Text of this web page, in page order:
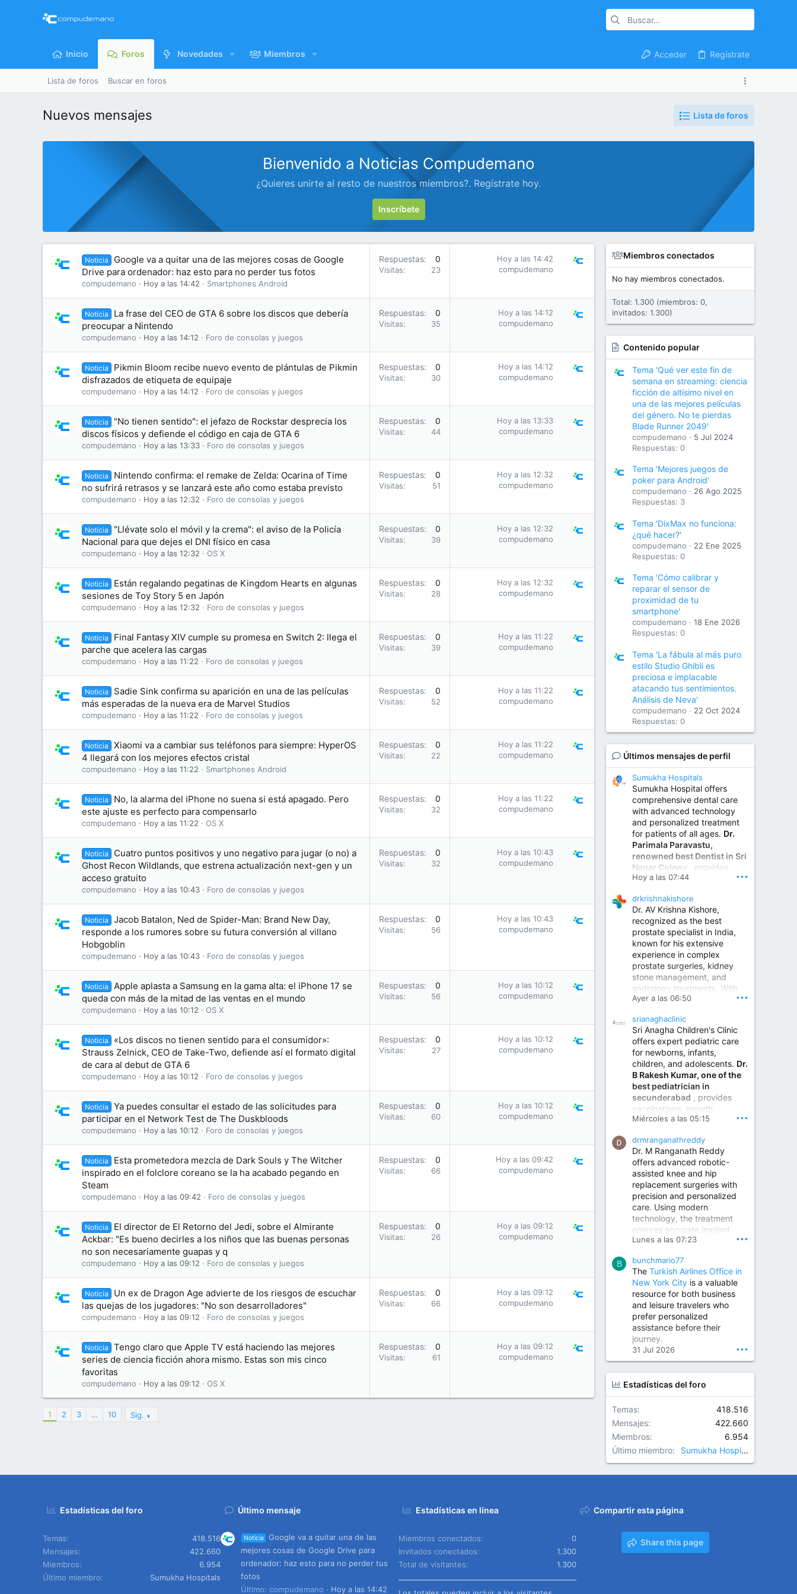
Inicio Foros Novedades Miembros Acceder Regístrate
Lista de foros Buscar en foros
Nuevos mensajes Lista de foros
Bienvenido a Noticias Compudemano
¿Quieres unirte al resto de nuestros miembros?. Regístrate hoy.
Inscríbete
Noticia
Google va a quitar una de las mejores cosas de Google
Drive para ordenador: haz esto para no perder tus fotos
compudemano Hoy a las 14:42 Smartphones Android
Respuestas 0
Visitas 23
Hoy a las 14:42
compudemano
Noticia
La frase del CEO de GTA 6 sobre los discos que debería
preocupar a Nintendo
compudemano Hoy a las 14:12 Foro de consolas y juegos
Respuestas 0
Visitas 35
Hoy a las 14:12
compudemano
Noticia
Pikmin Bloom recibe nuevo evento de plántulas de Pikmin
disfrazados de etiqueta de equipaje
compudemano Hoy a las 14:12 Foro de consolas y juegos
Respuestas 0
Visitas 30
Hoy a las 14:12
compudemano
Noticia
"No tienen sentido": el jefazo de Rockstar desprecia los
discos físicos y defiende el código en caja de GTA 6
compudemano Hoy a las 13:33 Foro de consolas y juegos
Respuestas 0
Visitas 44
Hoy a las 13:33
compudemano
Noticia
Nintendo confirma: el remake de Zelda: Ocarina of Time
no sufrirá retrasos y se lanzará este año como estaba previsto
compudemano Hoy a las 12:32 Foro de consolas y juegos
Respuestas 0
Visitas 51
Hoy a las 12:32
compudemano
Noticia
"Llévate solo el móvil y la crema": el aviso de la Policía
Nacional para que dejes el DNI físico en casa
compudemano Hoy a las 12:32 OS X
Respuestas 0
Visitas 39
Hoy a las 12:32
compudemano
Noticia
Están regalando pegatinas de Kingdom Hearts en algunas
sesiones de Toy Story 5 en Japón
compudemano Hoy a las 12:32 Foro de consolas y juegos
Respuestas 0
Visitas 28
Hoy a las 12:32
compudemano
Noticia
Final Fantasy XIV cumple su promesa en Switch 2: llega el
parche que acelera las cargas
compudemano Hoy a las 11:22 Foro de consolas y juegos
Respuestas 0
Visitas 39
Hoy a las 11:22
compudemano
Noticia
Sadie Sink confirma su aparición en una de las películas
más esperadas de la nueva era de Marvel Studios
compudemano Hoy a las 11:22 Foro de consolas y juegos
Respuestas 0
Visitas 52
Hoy a las 11:22
compudemano
Noticia
Xiaomi va a cambiar sus teléfonos para siempre: HyperOS
4 llegará con los mejores efectos cristal
compudemano Hoy a las 11:22 Smartphones Android
Respuestas 0
Visitas 22
Hoy a las 11:22
compudemano
Noticia
No, la alarma del iPhone no suena si está apagado. Pero
este ajuste es perfecto para compensarlo
compudemano Hoy a las 11:22 OS X
Respuestas 0
Visitas 32
Hoy a las 11:22
compudemano
Noticia
Cuatro puntos positivos y uno negativo para jugar (o no) a
Ghost Recon Wildlands, que estrena actualización next-gen y un
acceso gratuito
compudemano Hoy a las 10:43 Foro de consolas y juegos
Respuestas 0
Visitas 32
Hoy a las 10:43
compudemano
Noticia
Jacob Batalon, Ned de Spider-Man: Brand New Day,
responde a los rumores sobre su futura conversión al villano
Hobgoblin
compudemano Hoy a las 10:43 Foro de consolas y juegos
Respuestas 0
Visitas 56
Hoy a las 10:43
compudemano
Noticia
Apple aplasta a Samsung en la gama alta: el iPhone 17 se
queda con más de la mitad de las ventas en el mundo
compudemano Hoy a las 10:12 OS X
Respuestas 0
Visitas 56
Hoy a las 10:12
compudemano
Noticia
«Los discos no tienen sentido para el consumidor»:
Strauss Zelnick, CEO de Take-Two, defiende así el formato digital
de cara al debut de GTA 6
compudemano Hoy a las 10:12 Foro de consolas y juegos
Respuestas 0
Visitas 27
Hoy a las 10:12
compudemano
Noticia
Ya puedes consultar el estado de las solicitudes para
participar en el Network Test de The Duskbloods
compudemano Hoy a las 10:12 Foro de consolas y juegos
Respuestas 0
Visitas 60
Hoy a las 10:12
compudemano
Noticia
Esta prometedora mezcla de Dark Souls y The Witcher
inspirado en el folclore coreano se la ha acabado pegando en
Steam
compudemano Hoy a las 09:42 Foro de consolas y juegos
Respuestas 0
Visitas 66
Hoy a las 09:42
compudemano
Noticia
El director de El Retorno del Jedi, sobre el Almirante
Ackbar: "Es bueno decirles a los niños que las buenas personas
no son necesariamente guapas y q
compudemano Hoy a las 09:12 Foro de consolas y juegos
Respuestas 0
Visitas 26
Hoy a las 09:12
compudemano
Noticia
Un ex de Dragon Age advierte de los riesgos de escuchar
las quejas de los jugadores: "No son desarrolladores"
compudemano Hoy a las 09:12 Foro de consolas y juegos
Respuestas 0
Visitas 66
Hoy a las 09:12
compudemano
Noticia
Tengo claro que Apple TV está haciendo las mejores
series de ciencia ficción ahora mismo. Estas son mis cinco
favoritas
compudemano Hoy a las 09:12 OS X
Respuestas 0
Visitas 61
Hoy a las 09:12
compudemano
1 2 3 … 10 Sig.
Miembros conectados
No hay miembros conectados.
Total: 1.300 (miembros: 0,
invitados: 1.300)
Contenido popular
Tema 'Qué ver este fin de
semana en streaming: ciencia
ficción de altísimo nivel en
una de las mejores películas
del género. No te pierdas
Blade Runner 2049'
compudemano
5 Jul 2024
Respuestas: 0
Tema 'Mejores juegos de
poker para Android'
compudemano
26 Ago 2025
Respuestas: 3
Tema 'DixMax no funciona:
¿qué hacer?'
compudemano
22 Ene 2025
Respuestas: 0
Tema 'Cómo calibrar y
reparar el sensor de
proximidad de tu
smartphone'
compudemano
18 Ene 2026
Respuestas: 0
Tema 'La fábula al más puro
estilo Studio Ghibli es
preciosa e implacable
atacando tus sentimientos.
Análisis de Neva'
compudemano
22 Oct 2024
Respuestas: 0
Últimos mensajes de perfil
Sumukha Hospitals
Sumukha Hospital offers
comprehensive dental care
with advanced technology
and personalized treatment
for patients of all ages. Dr.
Parimala Paravastu,
renowned best Dentist in Sri
Nagar Colony , provides
expert care for tooth pain,
treatment, dental implants,
smile designing, cosmetic
dentistry.
Sumukha Hospital | Ear, Nose & Throat, Dental & Maxillofacial Surgery Center
www.sumukhahospitals.co
m
Hoy a las 07:44 •••
drkrishnakishore
Dr. AV Krishna Kishore,
recognized as the best
prostate specialist in India,
known for his extensive
experience in complex
prostate surgeries, kidney
stone management, and
andrology treatments. With
years of surgical practice and
invasive and robotic
techniques.
Best Urologist in Vijayawada | Urology Specialist in Vijayawada
Dr. A. V. Krishna Kishore,
the Best Urologist...
www.drkrishnakishore.com
Ayer a las 06:50 •••
srianaghaclinic
Sri Anagha Children's Clinic
offers expert pediatric care
for newborns, infants,
children, and adolescents. Dr.
B Rakesh Kumar, one of the
best pediatrician in
secunderabad , provides
vaccinations, growth
monitoring, newborn care,
illnesses, nutrition guidance,
and preventive healthcare in
a child-friendly environment.
Children Hospital in Secunderabad | Best Pediatrician in Hyderabad | Neonatologist in Medchal
Our pediatrician and
Neonatologist team at...
www.srianaghaclinic.com
Miércoles a las 05:15 •••
drmranganathreddy
Dr. M Ranganath Reddy
offers advanced robotic-
assisted knee and hip
replacement surgeries with
precision and personalized
care. Using modern
technology, the treatment
ensures accurate implant
placement, reduced pain,
improved joint function,
helping patients return to an
active and comfortable
lifestyle.
Orthopedic Surgeon in Kondapur | Best Orthopedic Doctor in Kondapur | Dr. M. Ranganath Reddy
Consult Dr. M. Ranganath
Reddy, the best...
www.drranganathreddy.co
m
Lunes a las 07:23 •••
B bunchmario77
The Turkish Airlines Office in
New York City is a valuable
resource for both business
and leisure travelers who
prefer personalized
assistance before their
journey.
31 Jul 2026 •••
Estadísticas del foro
Temas
418.516
Mensajes
422.660
Miembros
6.954
Último miembro
Sumukha Hospitals
Estadísticas del foro
Temas
418.516
Mensajes
422.660
Miembros
6.954
Último miembro
Sumukha Hospitals
Último mensaje
Noticia
Google va a quitar una de las
mejores cosas de Google Drive para
ordenador: haz esto para no perder tus
fotos
Último: compudemano
Hoy a las 14:42
Estadísticas en línea
Miembros conectados
0
Invitados conectados
1.300
Total de visitantes
1.300
Compartir esta página
Share this page